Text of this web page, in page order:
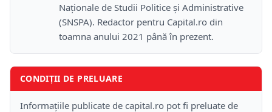
Naţionale de Studii Politice și Administrative
(SNSPA). Redactor pentru Capital.ro din
toamna anului 2021 până în prezent.
CONDIȚII DE PRELUARE
Informațiile publicate de capital.ro pot fi preluate de